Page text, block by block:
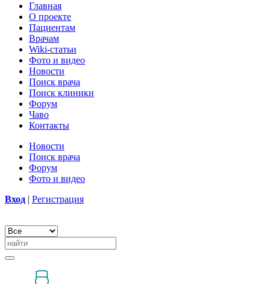
Главная
О проекте
Пациентам
Врачам
Wiki-статьи
Фото и видео
Новости
Поиск врача
Поиск клиники
Форум
Чаво
Контакты
Новости
Поиск врача
Форум
Фото и видео
Вход | Регистрация